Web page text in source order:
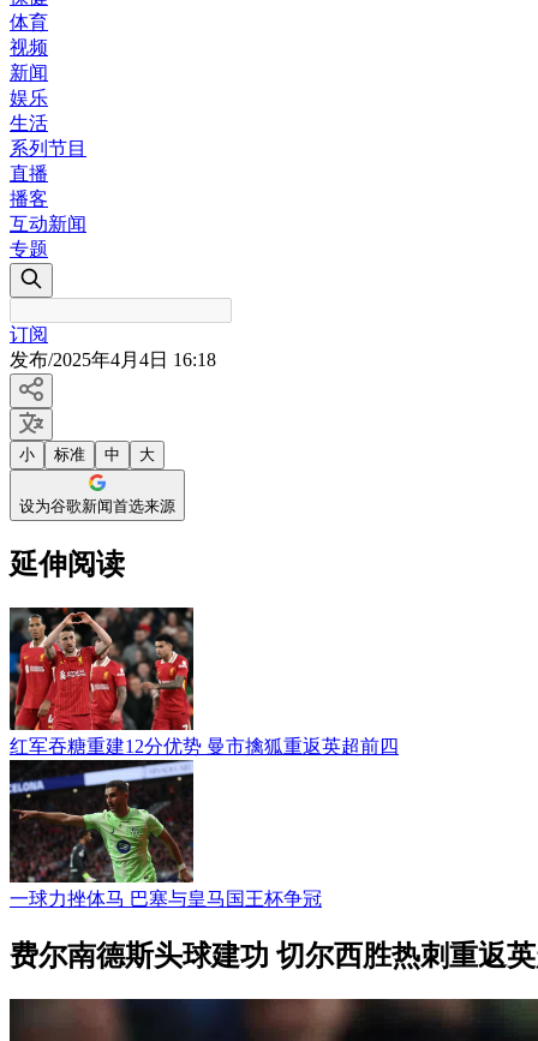
体育
视频
新闻
娱乐
生活
系列节目
直播
播客
互动新闻
专题
订阅
发布/2025年4月4日 16:18
小 标准 中 大
设为谷歌新闻首选来源
延伸阅读
红军吞糖重建12分优势 曼市擒狐重返英超前四
一球力挫体马 巴塞与皇马国王杯争冠
费尔南德斯头球建功 切尔西胜热刺重返